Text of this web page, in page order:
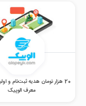
20 هزار تومان هدیه ثبت‌نام و
معرف الوپیک